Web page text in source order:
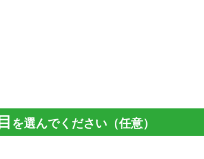
を選んでください（任意）